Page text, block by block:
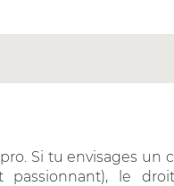
Si tu envisages un
le